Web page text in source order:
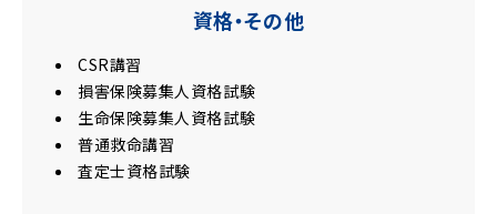
資格・その他
CSR講習
損害保険募集人資格試験
生命保険募集人資格試験
普通救命講習
査定士資格試験